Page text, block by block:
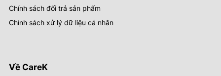
Chính sách đổi trả sản phẩm
Chính sách xử lý dữ liệu cá nhân
Về CareK